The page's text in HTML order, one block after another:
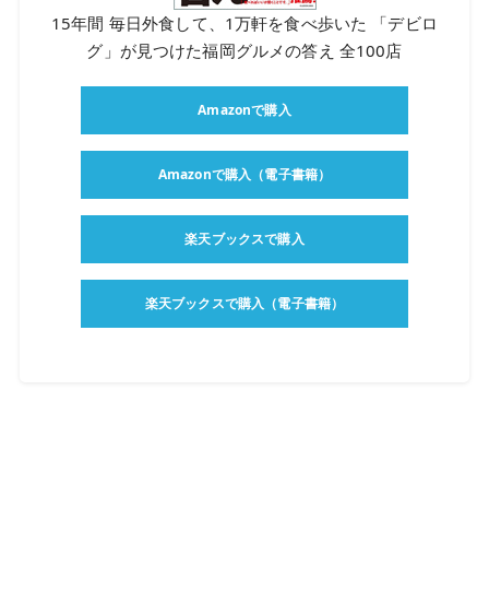
15年間 毎日外食して、1万軒を食べ歩いた 「デビロ
グ」が見つけた福岡グルメの答え 全100店
Amazonで購入
Amazonで購入（電子書籍）
楽天ブックスで購入
楽天ブックスで購入（電子書籍）